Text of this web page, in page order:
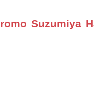
Suzumiya